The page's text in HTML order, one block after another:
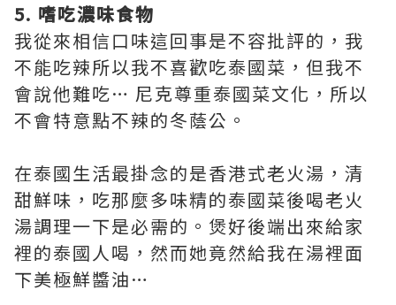
5. 嗜吃濃味食物
我從來相信口味這回事是不容批評的，我
不能吃辣所以我不喜歡吃泰國菜，但我不
會說他難吃… 尼克尊重泰國菜文化，所以
不會特意點不辣的冬蔭公。
在泰國生活最掛念的是香港式老火湯，清
甜鮮味，吃那麼多味精的泰國菜後喝老火
湯調理一下是必需的。煲好後端出來給家
裡的泰國人喝，然而她竟然給我在湯裡面
下美極鮮醬油…